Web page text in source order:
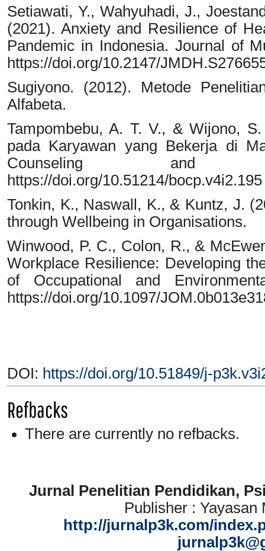
Setiawati, Y., Wahyuhadi, J.,
(2021). Anxiety and Resilience of
Pandemic in Indonesia. Journal of
https://doi.org/10.2147/
Sugiyono. (2012). Metode
Alfabeta.
Tampombebu, A. T. V., & Wijono,
pada Karyawan yang Bekerja di
Counseling and
https://doi.org/10.51214/bocp.v4i2.195
Tonkin, K., Naswall, K., & Kuntz, J.
through Wellbeing in Organisations.
Winwood, P. C., Colon, R., &
Workplace Resilience: Developing
of Occupational and
https://doi.org/10.1097/
DOI: https://doi.org/10.51849/j-
Refbacks
There are currently no refbacks.
Jurnal Penelitian Pendidikan,
Publisher : Yayasan
http://jurnalp3k.com/